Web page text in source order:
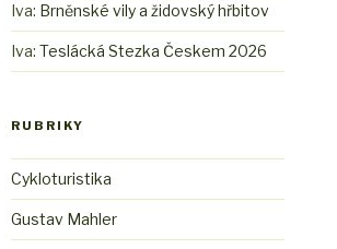
Iva: Brněnské vily a židovský hřbitov
Iva:Teslácká Stezka Českem 2026
RUBRIKY
Cykloturistika
Gustav Mahler